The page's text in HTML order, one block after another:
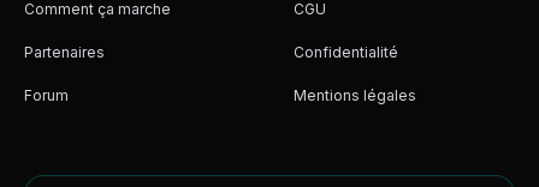
Comment ça marche
Partenaires
Forum
CGU
Confidentialité
Mentions légales